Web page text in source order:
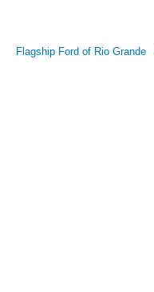
Flagship Ford of Rio Grande